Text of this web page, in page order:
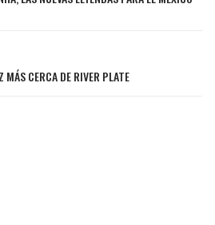
MÁS CERCA DE RIVER PLATE